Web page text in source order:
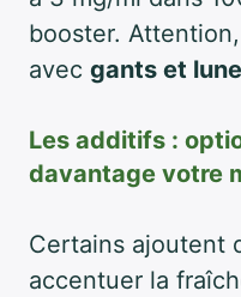
booster.
avec gants et
Les additifs :
davantage votre
Certains ajoutent
accentuer la